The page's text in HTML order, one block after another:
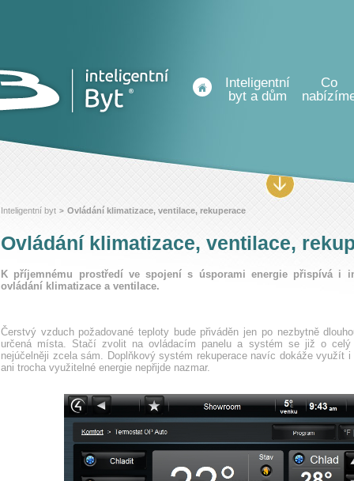
Inteligentní
byt a dům
Co
Inteligentní byt > Ovládání klimatizace, ventilace, rekuperace
Ovládání klimatizace, ventilace,
K příjemnému prostředí ve spojení s úsporami energie přispívá i
ovládání klimatizace a ventilace.
Čerstvý vzduch požadované teploty bude přiváděn jen po nezbytně
určená místa. Stačí zvolit na ovládacím panelu a systém se již o celý
nejúčelněji zcela sám. Doplňkový systém rekuperace navíc dokáže využít i
ani trocha využitelné energie nepřijde nazmar.